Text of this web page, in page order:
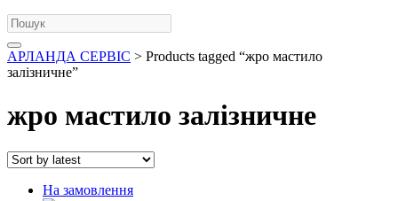
АРЛАНДА СЕРВІС > Products tagged “жро мастило
залізничне”
жро мастило залізничне
На замовлення